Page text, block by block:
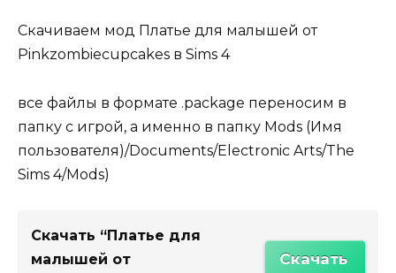
Скачиваем мод Платье для малышей от
Pinkzombiecupcakes в Sims 4
все файлы в формате .package переносим в
папку с игрой, а именно в папку Mods (Имя
пользователя)/Documents/Electronic Arts/The
Sims 4/Mods)
Скачать “Платье для
малышей от
Скачать